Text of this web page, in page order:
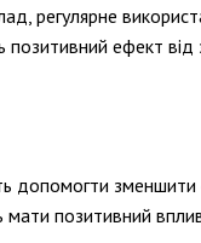
регулярне
ефект від
допомогти
мати позитивний